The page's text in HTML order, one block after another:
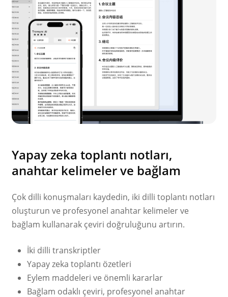
Yapay zeka toplantı notları,
anahtar kelimeler ve bağlam
Çok dilli konuşmaları kaydedin, iki dilli toplantı notları
oluşturun ve profesyonel anahtar kelimeler ve
bağlam kullanarak çeviri doğruluğunu artırın.
İki dilli transkriptler
Yapay zeka toplantı özetleri
Eylem maddeleri ve önemli kararlar
Bağlam odaklı çeviri, profesyonel anahtar